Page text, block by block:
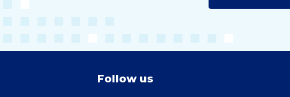
Follow us